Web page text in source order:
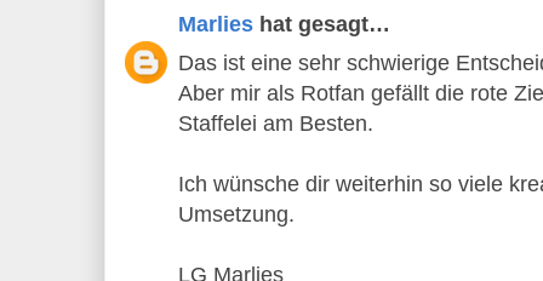
Marlies hat gesagt…
Das ist eine sehr schwierige
Aber mir als Rotfan gefällt die rote
Staffelei am Besten.
Ich wünsche dir weiterhin so viele
Umsetzung.
LG Marlies